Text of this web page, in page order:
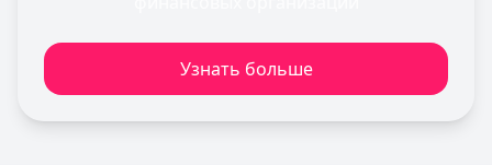
Узнать больше